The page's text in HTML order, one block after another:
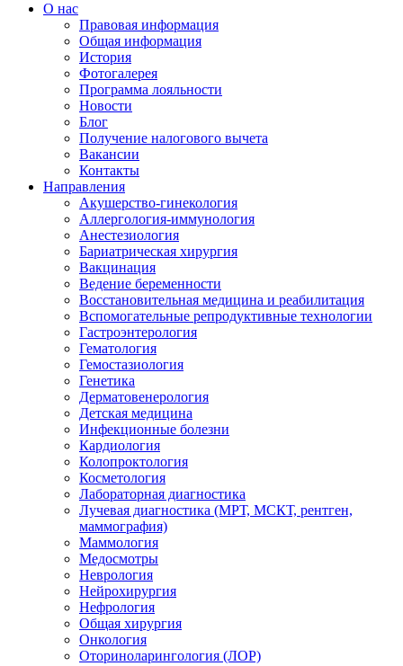
О нас
Правовая информация
Общая информация
История
Фотогалерея
Программа лояльности
Новости
Блог
Получение налогового вычета
Вакансии
Контакты
Направления
Акушерство-гинекология
Аллергология-иммунология
Анестезиология
Бариатрическая хирургия
Вакцинация
Ведение беременности
Восстановительная медицина и реабилитация
Вспомогательные репродуктивные технологии
Гастроэнтерология
Гематология
Гемостазиология
Генетика
Дерматовенерология
Детская медицина
Инфекционные болезни
Кардиология
Колопроктология
Косметология
Лабораторная диагностика
Лучевая диагностика (МРТ, МСКТ, рентген,
маммография)
Маммология
Медосмотры
Неврология
Нейрохирургия
Нефрология
Общая хирургия
Онкология
Оториноларингология (ЛОР)